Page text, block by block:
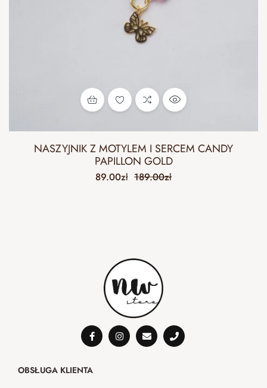
NASZYJNIK Z MOTYLEM I SERCEM CANDY
PAPILLON GOLD
189.00zł
89.00zł
OBSŁUGA KLIENTA